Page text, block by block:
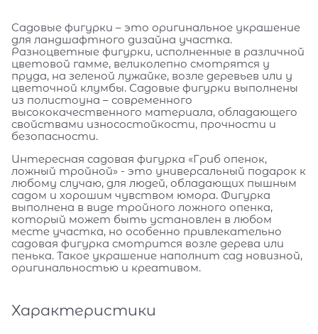
Садовые фигурки – это оригинальное украшение
для ландшафтного дизайна участка.
Разноцветные фигурки, исполненные в различной
цветовой гамме, великолепно смотрятся у
пруда, на зеленой лужайке, возле деревьев или у
цветочной клумбы. Садовые фигурки выполнены
из полистоуна – современного
высококачественного материала, обладающего
свойствами износостойкости, прочности и
безопасности.
Интересная садовая фигурка «Гриб опенок,
ложный тройной» - это универсальный подарок к
любому случаю, для людей, обладающих пышным
садом и хорошим чувством юмора. Фигурка
выполнена в виде тройного ложного опенка,
который может быть установлен в любом
месте участка, но особенно привлекательно
садовая фигурка смотрится возле дерева или
пенька. Такое украшение наполнит сад новизной,
оригинальностью и креативом.
Характеристики